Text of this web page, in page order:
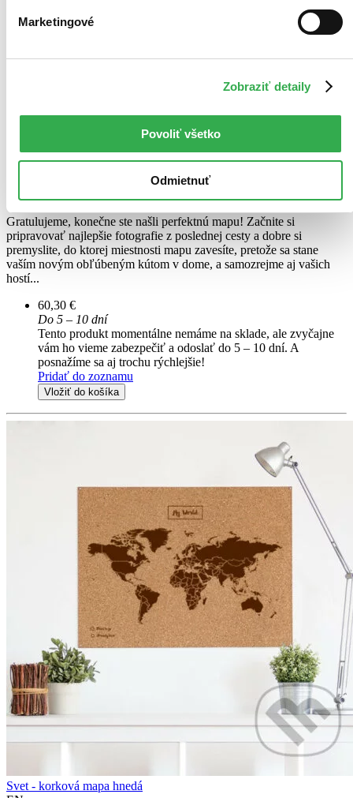
Marketingové
Zobraziť detaily
Povoliť všetko
Odmietnuť
Svet - korková mapa biela
Gratulujeme, konečne ste našli perfektnú mapu! Začnite si
pripravovať najlepšie fotografie z poslednej cesty a dobre si
premyslite, do ktorej miestnosti mapu zavesíte, pretože sa stane
vaším novým obľúbeným kútom v dome, a samozrejme aj vašich
hostí...
60,30 €
Do 5 – 10 dní
Tento produkt momentálne nemáme na sklade, ale zvyčajne
vám ho vieme zabezpečiť a odoslať do 5 – 10 dní. A
posnažíme sa aj trochu rýchlejšie!
Pridať do zoznamu
Vložiť do košíka
Svet - korková mapa hnedá